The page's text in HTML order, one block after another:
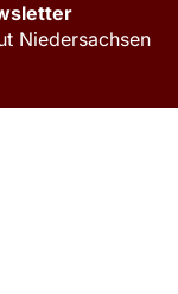
Niedersachsen